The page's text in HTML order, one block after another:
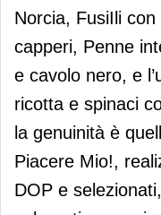
Norcia, FusiIli
capperi, Penne
e cavolo nero, e
ricotta e spinaci
la genuinità è
Piacere Mio!,
DOP e